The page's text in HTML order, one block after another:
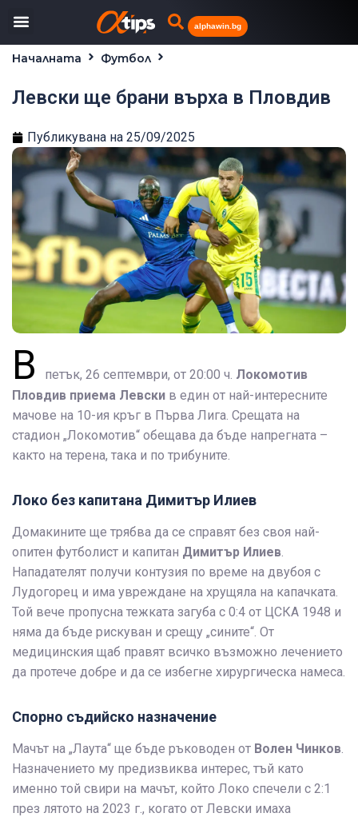
alphawin.bg
Началната
Футбол
Левски ще брани върха в Пловдив
Публикувана на 25/09/2025
В петък, 26 септември, от 20:00 ч. Локомотив
Пловдив приема Левски в един от най-интересните
мачове на 10-ия кръг в Първа Лига. Срещата на
стадион „Локомотив“ обещава да бъде напрегната –
както на терена, така и по трибуните.
Локо без капитана Димитър Илиев
Домакините ще трябва да се справят без своя най-
опитен футболист и капитан Димитър Илиев
Нападателят получи контузия по време на двубоя с
Лудогорец и има увреждане на хрущяла на капачката.
Той вече пропусна тежката загуба с 0:4 от ЦСКА 1948 и
няма да бъде рискуван и срещу „сините“. От
медицинския щаб правят всичко възможно лечението
да протече добре и да се избегне хирургическа намеса.
Спорно съдийско назначение
Мачът на „Лаута“ ще бъде ръководен от Волен Чинков
Назначението му предизвиква интерес, тъй като
именно той свири на мачът, който Локо спечели с 2:1
през лятото на 2023 г., когато от Левски имаха